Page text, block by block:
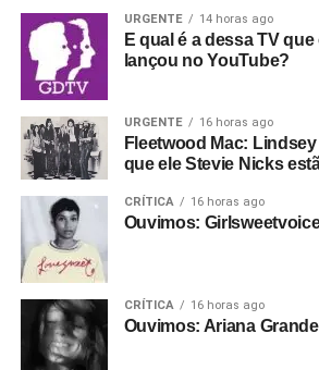
URGENTE 14 horas ago
E qual é a dessa TV
lançou no YouTube?
URGENTE 16 horas ago
Fleetwood Mac:
que ele Stevie Nicks
CRÍTICA 16 horas ago
Ouvimos:
CRÍTICA 16 horas ago
Ouvimos: Ariana Grande